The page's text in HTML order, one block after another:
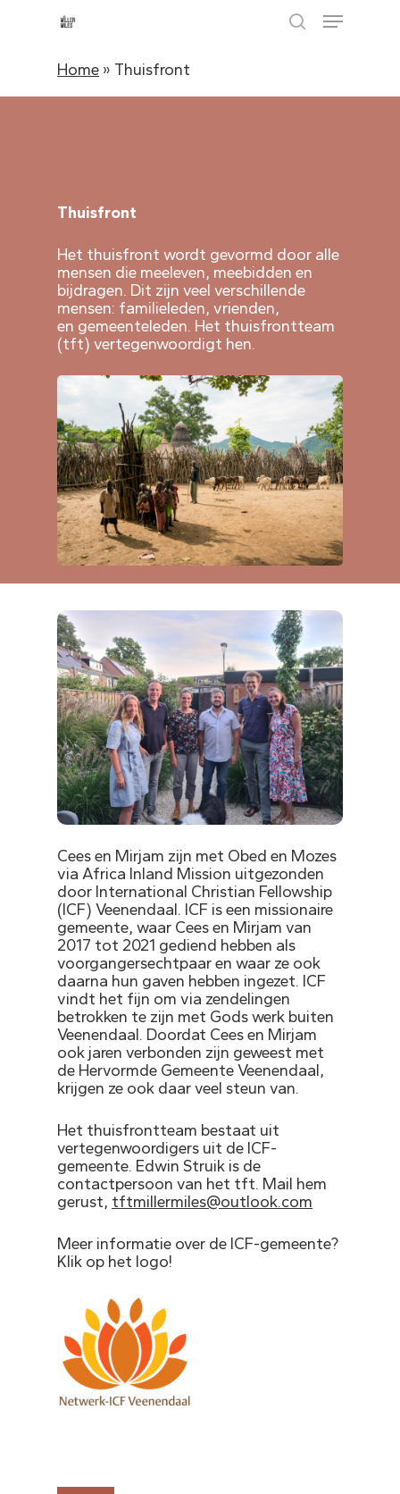
Menu
Home » Thuisfront
Thuisfront
Het thuisfront wordt gevormd door alle
mensen die meeleven, meebidden en
bijdragen. Dit zijnveel verschillende
mensen: familieleden, vrienden,
en gemeenteleden. Het thuisfrontteam
(tft)vertegenwoordigt hen.
Cees en Mirjam zijn met Obed en Mozes
via Africa Inland Mission uitgezonden
door International Christian Fellowship
(ICF) Veenendaal. ICF is een missionaire
gemeente, waar Cees en Mirjam van
2017 tot 2021 gediend hebben als
voorgangersechtpaar en waar ze ook
daarna hun gaven hebben ingezet. ICF
vindt het fijn om via zendelingen
betrokken te zijn met Gods werk buiten
Veenendaal. Doordat Cees en Mirjam
ook jaren verbonden zijn geweest met
de Hervormde Gemeente Veenendaal,
krijgen ze ook daar veel steun van.
Het thuisfrontteam bestaat uit
vertegenwoordigers uit de ICF-
gemeente. Edwin Struik is de
contactpersoon van het tft. Mail hem
gerust, tftmillermiles@outlook.com
Meer informatie over de ICF-gemeente?
Klik op het logo!